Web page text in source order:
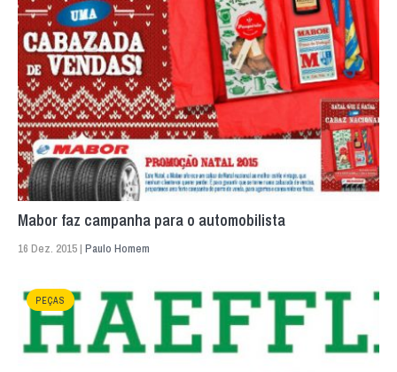
Mabor faz campanha para o automobilista
16 Dez. 2015 | Paulo Homem
PEÇAS